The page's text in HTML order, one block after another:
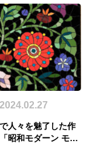
2024.02.27
人々を魅了した作
昭和モダーン モザ